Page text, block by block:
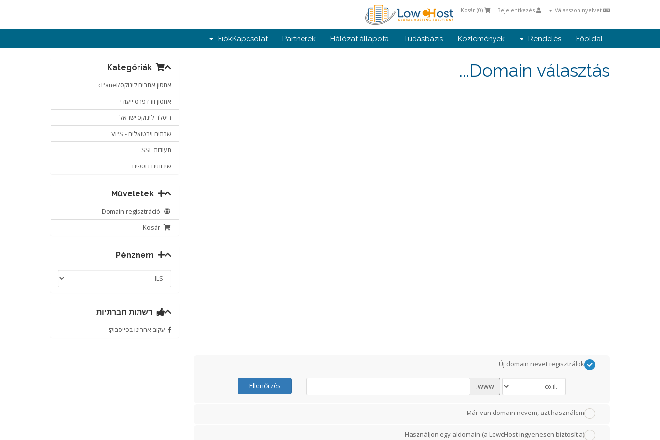
Kosár (0)
Főoldal
Rendelés
Közlemények
Tudásbázis
Hálózat állapota
Partnerek
Kapcsolat
Fiók
Domain választás...
Kategóriák
אחסון אתרים לינוקס/cPanel
אחסון וורדפרס ייעודי
ריסלר לינוקס ישראל
שרתים וירטואלים - VPS
תעודות SSL
שירותים נוספים
Műveletek
Kosár
רשתות חברתיות
עקוב אחרינו בפייסבוק!
Új domain nevet regisztrálok
www.
Ellenőrzés
Már van domain nevem, azt használom
Használjon egy aldomain (a LowcHost ingyenesen biztosítja)